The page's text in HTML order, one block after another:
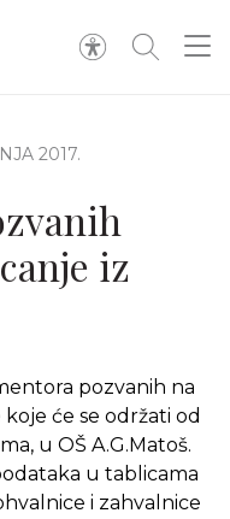
2017.
iz
pozvanih na
će se održati od
u OŠ A.G.Matoš.
u tablicama
i zahvalnice